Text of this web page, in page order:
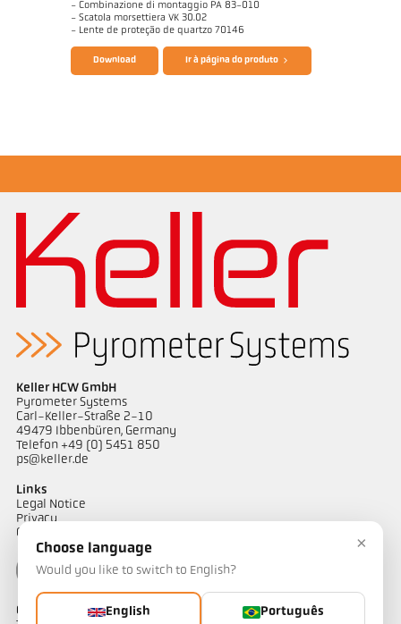
- Combinazione di montaggio PA 83-010
- Scatola morsettiera VK 30.02
- Lente de proteção de quartzo 70146
Catálogo CellaCast PA80 PT180
Nota de aplicação Calha de fundição
Download Ir à página do produto
Keller HCW GmbH
Pyrometer Systems
Carl-Keller-Straße 2-10
49479 Ibbenbüren, Germany
Telefon +49 (0) 5451 850
ps@keller.de
Links
Legal Notice
Privacy
GTC
Contacto
×
Choose language
Would you like to switch to English?
English Português